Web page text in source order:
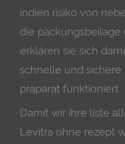
indien risiko von
die packungsbeilage
erklären sie sich
schnelle und
präparat funktioniert.
Damit wir ihre liste
Levitra ohne rezept